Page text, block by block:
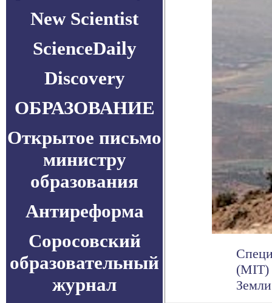
New Scientist
ScienceDaily
Discovery
ОБРАЗОВАНИЕ
Открытое письмо
министру
образования
Антиреформа
Соросовский
образовательный
журнал
(MIT)